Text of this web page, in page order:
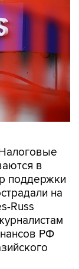
в
поддержки
на
Russ
РФ